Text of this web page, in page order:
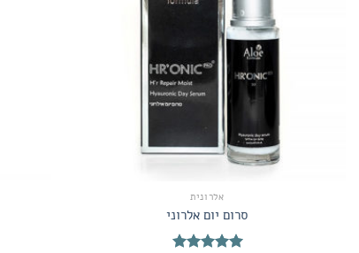
אלרונית
סרום יום אלרוני